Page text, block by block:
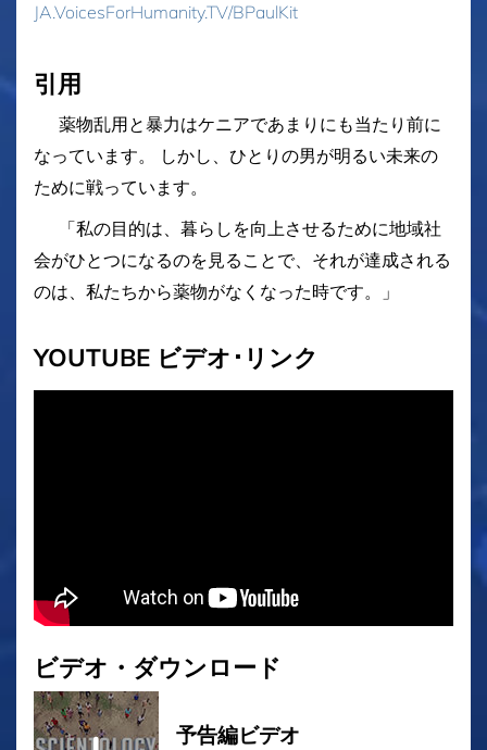
JA.VoicesForHumanity.TV/BPaulKit
引用
薬物乱用と暴力はケニアであまりにも当たり前に
なっています。 しかし、ひとりの男が明るい未来の
ために戦っています。
「私の目的は、暮らしを向上させるために地域社
会がひとつになるのを見ることで、それが達成される
のは、私たちから薬物がなくなった時です。」
YOUTUBE ビデオ･リンク
ビデオ・ダウンロード
予告編ビデオ